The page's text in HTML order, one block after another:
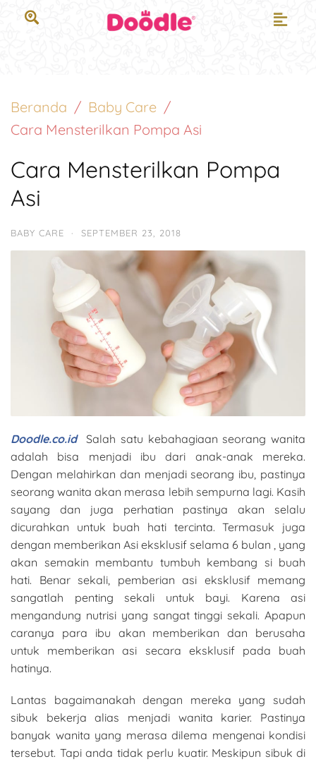
Beranda
Baby Care
Cara Mensterilkan Pompa Asi
Cara Mensterilkan Pompa
Asi
BABY CARE · SEPTEMBER 23, 2018
Doodle.co.id
Salah satu kebahagiaan seorang wanita
adalah bisa menjadi ibu dari anak-anak mereka.
Dengan melahirkan dan menjadi seorang ibu, pastinya
seorang wanita akan merasa lebih sempurna lagi. Kasih
sayang dan juga perhatian pastinya akan selalu
dicurahkan untuk buah hati tercinta. Termasuk juga
dengan memberikan Asi eksklusif selama 6 bulan , yang
akan semakin membantu tumbuh kembang si buah
hati. Benar sekali, pemberian asi eksklusif memang
sangatlah penting sekali untuk bayi. Karena asi
mengandung nutrisi yang sangat tinggi sekali. Apapun
caranya para ibu akan memberikan dan berusaha
untuk memberikan asi secara eksklusif pada buah
hatinya.
Lantas bagaimanakah dengan mereka yang sudah
sibuk bekerja alias menjadi wanita karier. Pastinya
banyak wanita yang merasa dilema mengenai kondisi
tersebut. Tapi anda tidak perlu kuatir. Meskipun sibuk di